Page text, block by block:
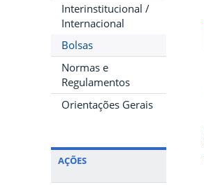
Interinstitucional /
Internacional
Bolsas
Normas e
Regulamentos
Orientações Gerais
AÇÕES